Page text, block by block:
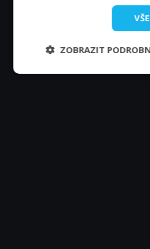
ZOBRAZIT